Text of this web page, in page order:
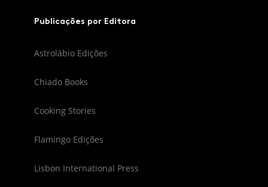
Publicações por Editora
Astrolábio Edições
Chiado Books
Cooking Stories
Flamingo Edições
Lisbon International Press